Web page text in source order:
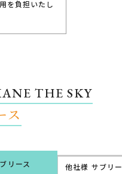
を負担いたし
THE SKY
ス
リース 他社様 サブリ